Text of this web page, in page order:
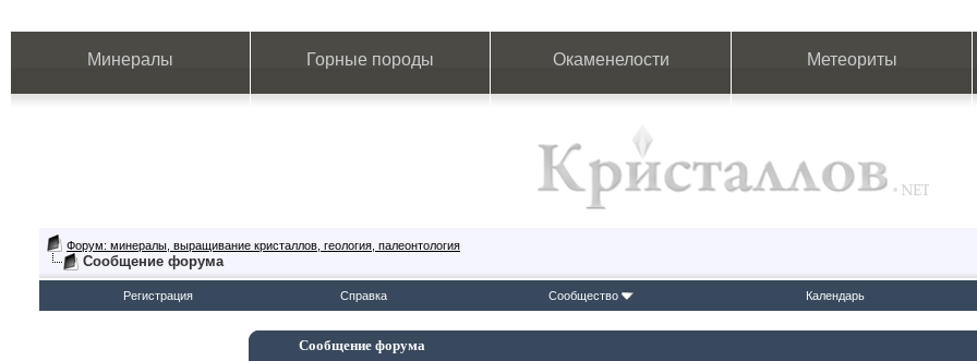
Минералы Горные породы Окаменелости Метеориты
Форум: минералы, выращивание кристаллов, геология, палеонтология
Сообщение форума
Регистрация Справка Сообщество Календарь
Сообщение форума